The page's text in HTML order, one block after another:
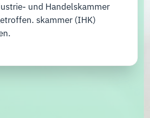
und Handelskammer
skammer (IHK)